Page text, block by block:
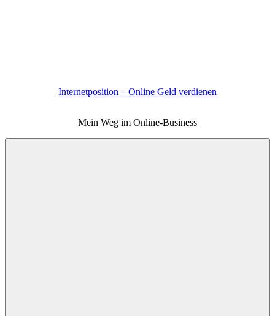
Internetposition – Online Geld verdienen
Mein Weg im Online-Business